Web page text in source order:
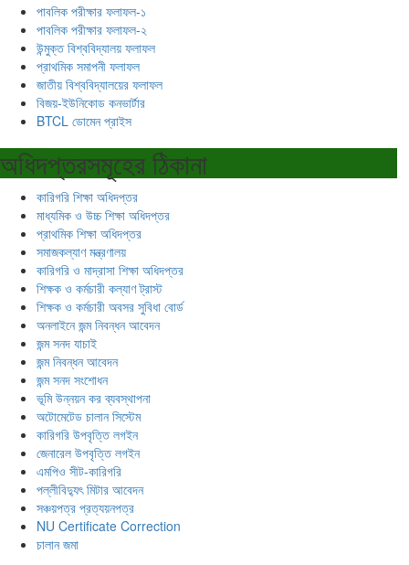
পাবলিক পরীক্ষার ফলাফল-১
পাবলিক পরীক্ষার ফলাফল-২
উন্মুক্ত বিশ্ববিদ্যালয় ফলাফল
প্রাথমিক সমাপনী ফলাফল
জাতীয় বিশ্ববিদ্যালয়ের ফলাফল
বিজয়-ইউনিকোড কনভার্টার
BTCL ডোমেন প্রাইস
অধিদপ্তরসমূহের ঠিকানা
কারিগরি শিক্ষা অধিদপ্তর
মাধ্যমিক ও উচ্চ শিক্ষা অধিদপ্তর
প্রাথমিক শিক্ষা অধিদপ্তর
সমাজকল্যাণ মন্ত্রণালয়
কারিগরি ও মাদ্রাসা শিক্ষা অধিদপ্তর
শিক্ষক ও কর্মচারী কল্যাণ ট্রাস্ট
শিক্ষক ও কর্মচারী অবসর সুবিধা বোর্ড
অনলাইনে জন্ম নিবন্ধন আবেদন
জন্ম সনদ যাচাই
জন্ম নিবন্ধন আবেদন
জন্ম সনদ সংশোধন
ভূমি উন্নয়ন কর ব্যবস্থাপনা
অটোমেটেড চালান সিস্টেম
কারিগরি উপবৃত্তি লগইন
জেনারেল উপবৃত্তি লগইন
এমপিও সীট-কারিগরি
পল্লীবিদ্যুৎ মিটার আবেদন
সঞ্চয়পত্র প্রত্যয়নপত্র
NU Certificate Correction
চালান জমা